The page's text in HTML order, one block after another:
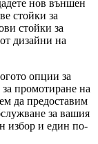
нов външен
стойки за
стойки за
дизайни на
опции за
промотиране на
да предоставим
за вашия
избор и един по-